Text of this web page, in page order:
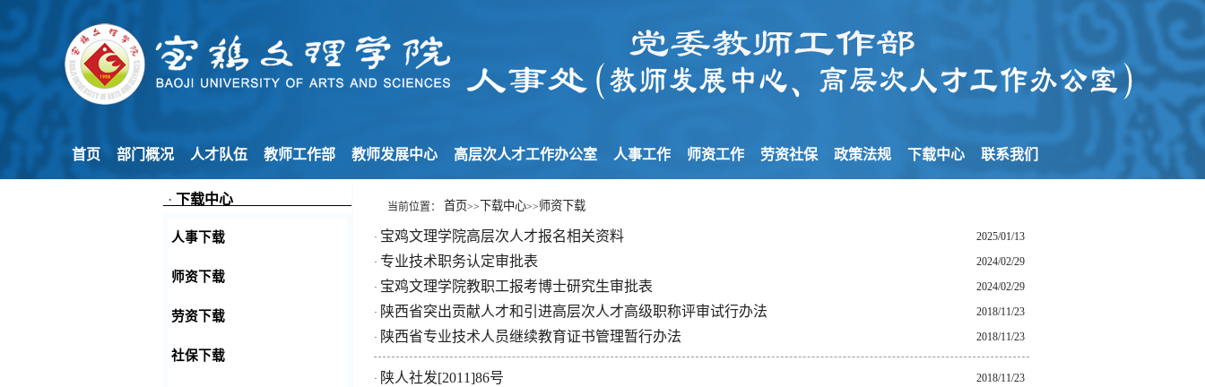
首页 部门概况 人才队伍 教师工作部 教师发展中心 高层次人才工作办公室 人事工作 师资工作 劳资社保 政策法规 下载中心 联系我们
· 下载中心
人事下载
师资下载
劳资下载
社保下载
当前位置： 首页>> 下载中心>>师资下载
· 宝鸡文理学院高层次人才报名相关资料 2025/01/13
· 专业技术职务认定审批表 2024/02/29
· 宝鸡文理学院教职工报考博士研究生审批表 2024/02/29
· 陕西省突出贡献人才和引进高层次人才高级职称评审试行办法 2018/11/23
· 陕西省专业技术人员继续教育证书管理暂行办法 2018/11/23
· 陕人社发[2011]86号 2018/11/23